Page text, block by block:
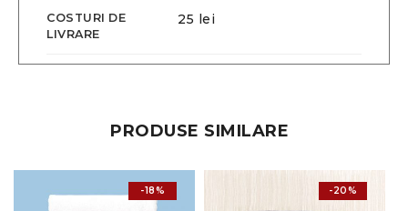
COSTURI DE
LIVRARE
25 lei
PRODUSE SIMILARE
-18% -20%